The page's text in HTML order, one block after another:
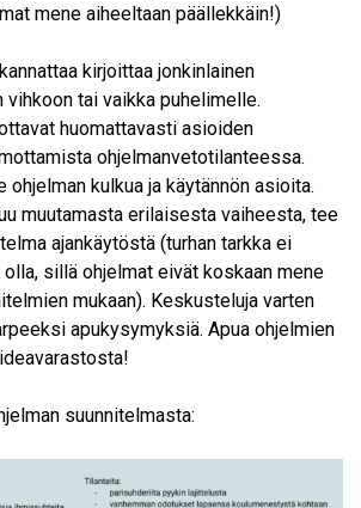
mene aiheeltaan päällekkäin!)
kirjoittaa jonkinlainen
vihkoon tai vaikka puhelimelle.
huomattavasti asioiden
ohjelmanvetotilanteessa.
ohjelman kulkua ja käytännön asioita.
muutamasta erilaisesta vaiheesta, tee
ajankäytöstä (turhan tarkka ei
olla, sillä ohjelmat eivät koskaan mene
mukaan). Keskusteluja varten
apukysymyksiä. Apua ohjelmien
suunnitelmasta: